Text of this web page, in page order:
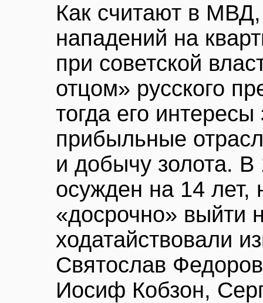
Как считают в
нападений на
при советской
отцом» русского
тогда его
прибыльные
и добычу золота.
осужден на 14 лет,
«досрочно» выйти
ходатайствовали
Святослав
Иосиф Кобзон,